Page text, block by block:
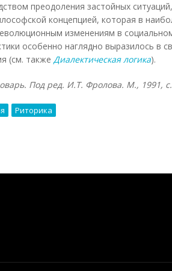
преодоления застойных
концепцией, которая в
изменениям в
особенно наглядно выразилось в
(см. также Диалектическая логика).
Под ред. И.Т. Фролова. М., 1991,
Риторика